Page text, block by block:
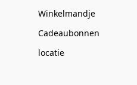
Winkelmandje
Cadeaubonnen
locatie